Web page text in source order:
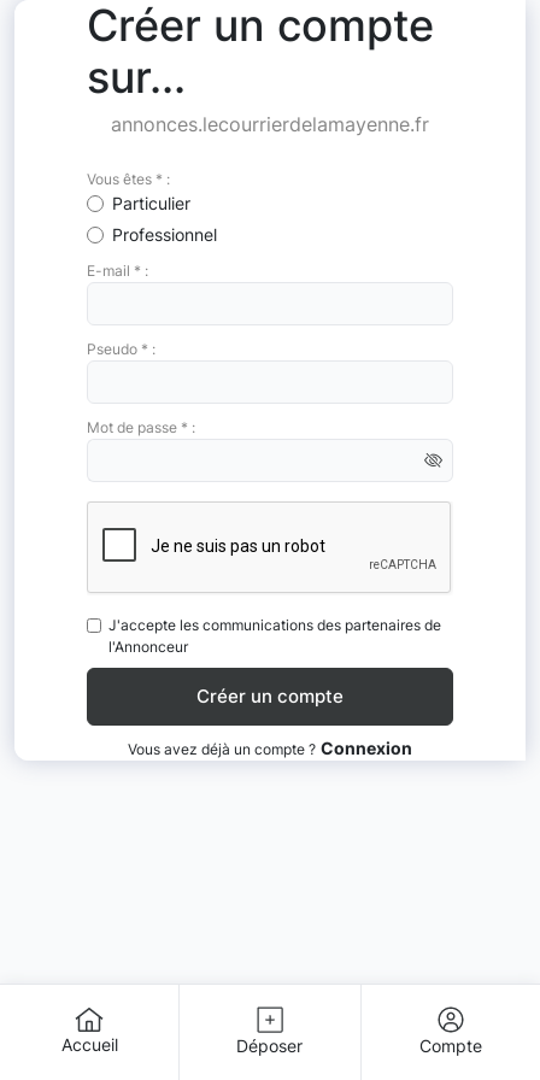
Créer un compte
sur...
annonces.lecourrierdelamayenne.fr
Vous êtes * :
Particulier
Professionnel
E-mail * :
Pseudo * :
Mot de passe * :
J'accepte les communications des partenaires de
l'Annonceur
Vous avez déjà un compte ? Connexion
Accueil Déposer Compte